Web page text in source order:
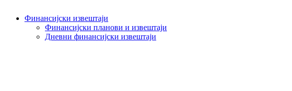
Финансијски извештаји
Финансијски планови и извештаји
Дневни финансијски извештаји